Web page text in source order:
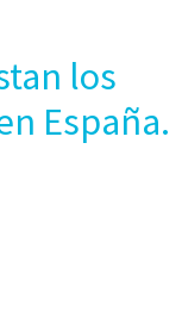
los
España.